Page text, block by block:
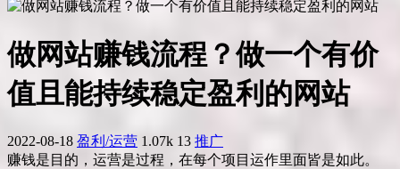
做网站赚钱流程？做一个有价
值且能持续稳定盈利的网站
2022-08-18 盈利/运营 1.07k 13 推广
赚钱是目的，运营是过程，在每个项目运作里面皆是如此。